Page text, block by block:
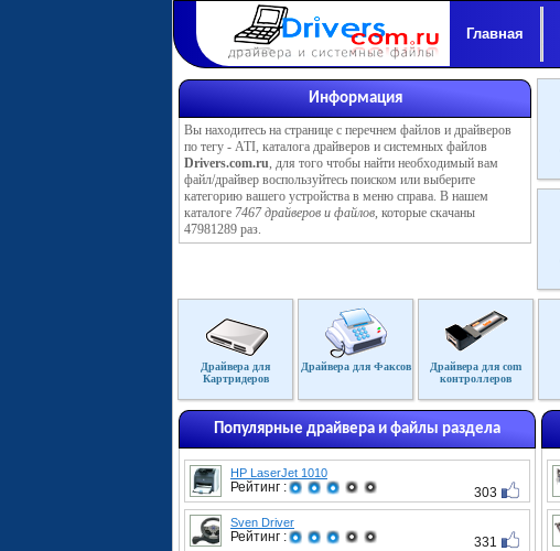
Главная
Информация
Вы находитесь на странице с перечнем файлов и драйверов
по тегу - ATI, каталога драйверов и системных файлов
Drivers.com.ru, для того чтобы найти необходимый вам
файл/драйвер воспользуйтесь поиском или выберите
категорию вашего устройства в меню справа. В нашем
каталоге 7467 драйверов и файлов, которые скачаны
47981289 раз.
Драйвера для
Картридеров
Драйвера для Факсов
Драйвера для com
контроллеров
Популярные драйвера и файлы раздела
HP LaserJet 1010
Рейтинг : 303
Sven Driver
Рейтинг : 331